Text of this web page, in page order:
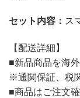
セット内容： ス
【配送詳細】
■新品商品を海
※通関保証、税
■商品はご注文